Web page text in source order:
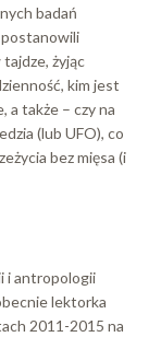
badań
żyjąc
kim jest
a także – czy na
(lub UFO), co
bez mięsa (i
i antropologii
lektorka
2011-2015 na